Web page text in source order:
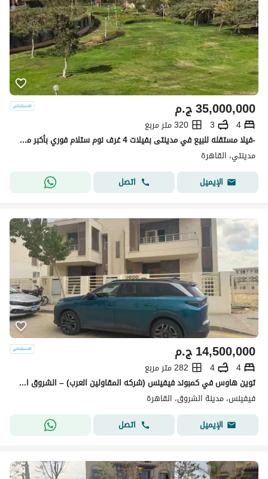
ج.م35,000,000
4
3
320 متر مربع
-فيلا مستقله للبيع في مدينتى بفيلات 4 غرف نوم ستلام فوري بأكبر مساحه الأرض (700م) واكبر باك يارد
مدينتي، القاهرة
الإيميل
اتصل
ج.م14,500,000
4
4
282 متر مربع
توين هاوس في كمبوند فيفينس (شركه المقاولين العرب) – الشروق استلام فوري- فيو بحري ع البسين
فيفينس، مدينة الشروق، القاهرة
الإيميل
اتصل